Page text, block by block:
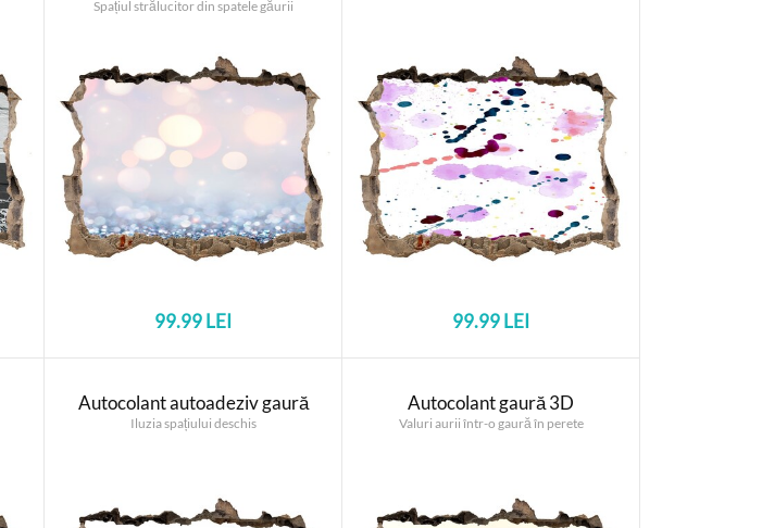
Spațiul strălucitor din spatele găurii
99.99 LEI 99.99 LEI
Autocolant autoadeziv gaură
Iluzia spațiului deschis
Autocolant gaură 3D
Valuri aurii într-o gaură în perete